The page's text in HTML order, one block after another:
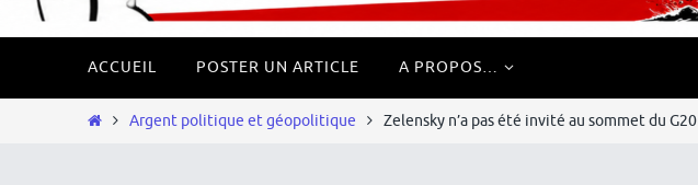
le
ACCUEIL POSTER UN ARTICLE A PROPOS…
HomeArgent politique et géopolitique Zelensky n’a pas été invité au sommet du G20